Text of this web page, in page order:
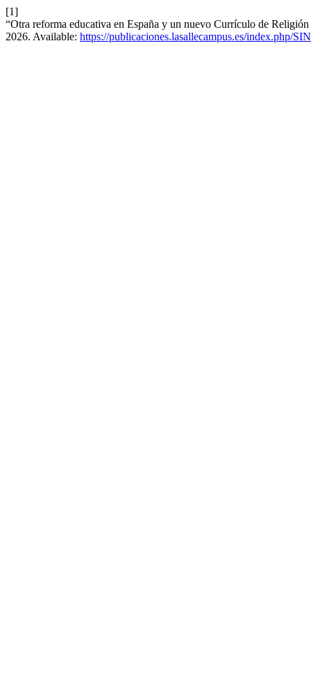
[1]
“Otra reforma educativa en España y un nuevo Currículo de
2026. Available: https://publicaciones.lasallecampus.es/index.php/